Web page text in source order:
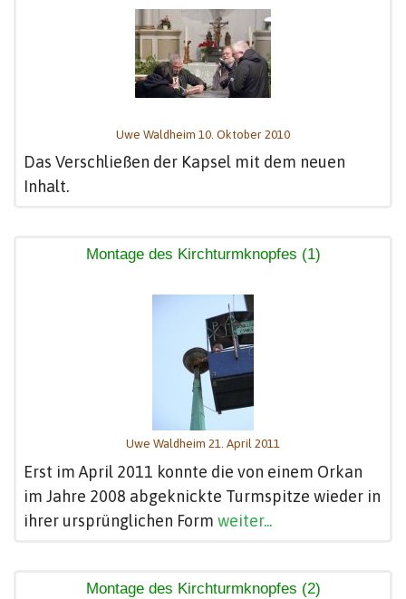
Uwe Waldheim 10. Oktober 2010
Das Verschließen der Kapsel mit dem neuen
Inhalt.
Montage des Kirchturmknopfes (1)
Uwe Waldheim 21. April 2011
Erst im April 2011 konnte die von einem Orkan
im Jahre 2008 abgeknickte Turmspitze wieder in
ihrer ursprünglichen Form weiter...
Montage des Kirchturmknopfes (2)